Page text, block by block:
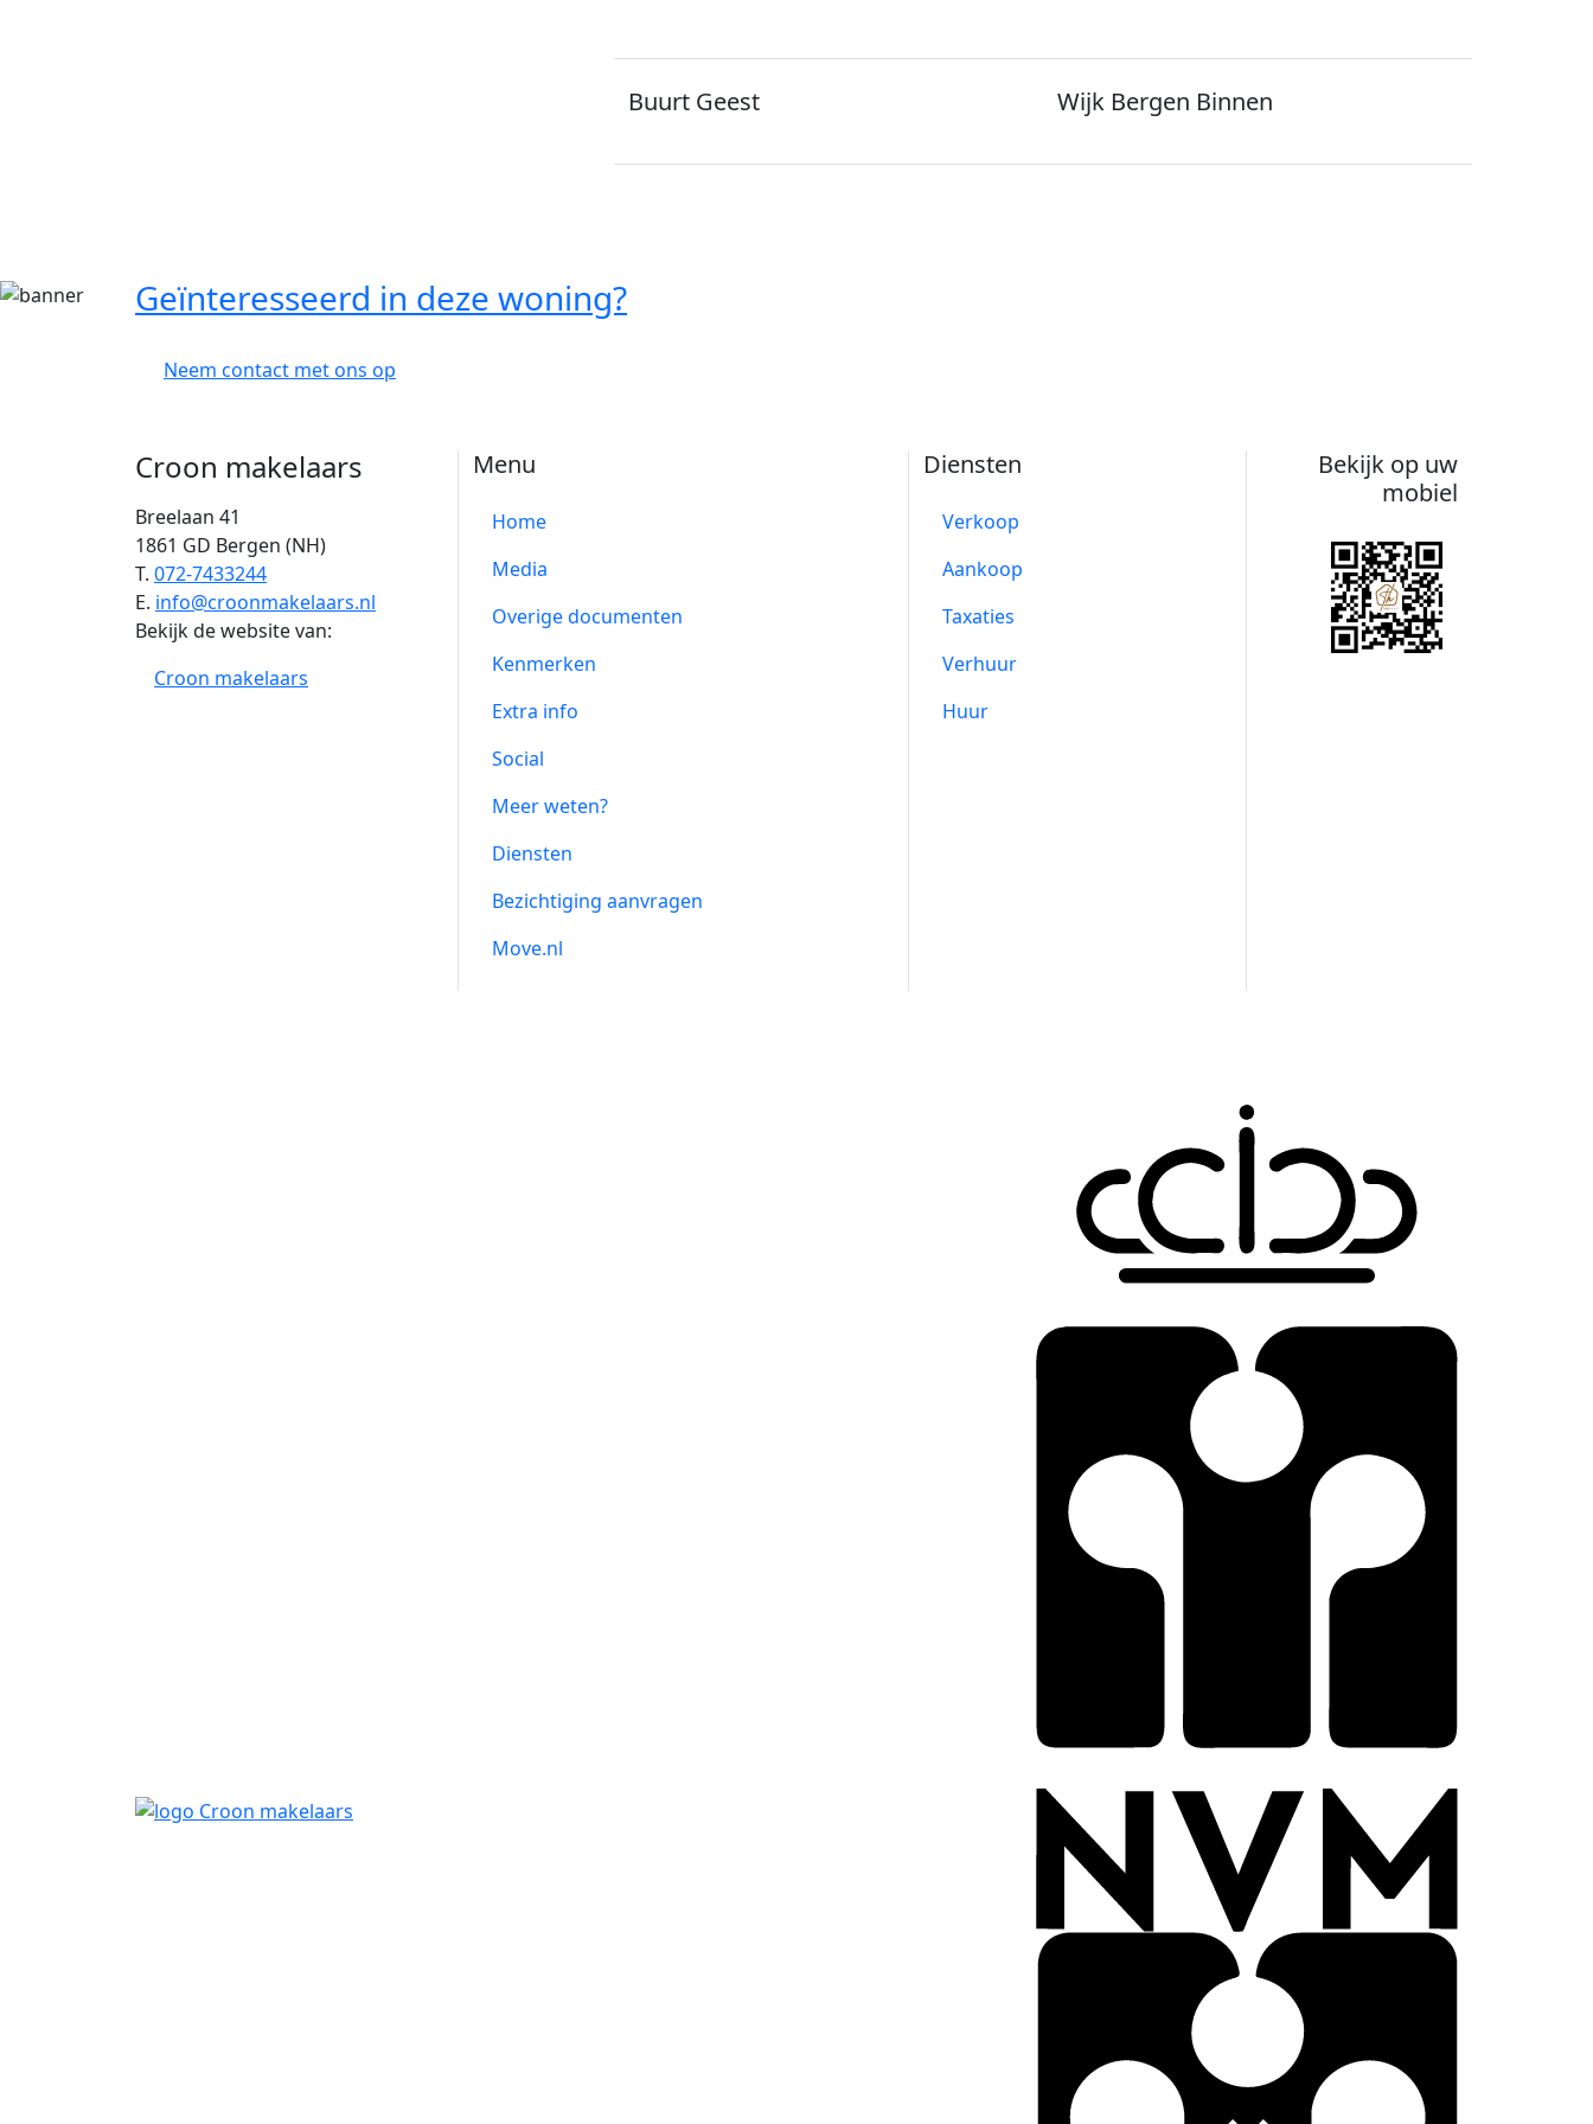
Buurt Geest Wijk Bergen Binnen
Geïnteresseerd in deze woning?
Neem contact met ons op
Croon makelaars
Breelaan 41
1861 GD Bergen (NH)
T. 072-7433244
E. info@croonmakelaars.nl
Bekijk de website van:
Croon makelaars
Menu
Home
Media
Overige documenten
Kenmerken
Extra info
Social
Meer weten?
Diensten
Bezichtiging aanvragen
Move.nl
Diensten
Verkoop
Aankoop
Taxaties
Verhuur
Huur
Bekijk op uw
mobiel